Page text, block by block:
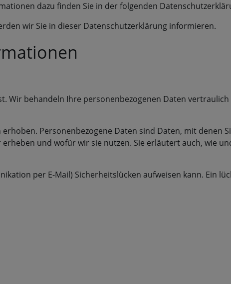
dazu finden Sie in der folgenden
wir Sie in dieser Datenschutzerklärung informieren.
Wir behandeln Ihre personenbezogenen Daten
Personenbezogene Daten sind Daten, mit denen
und wofür wir sie nutzen. Sie erläutert auch, wie
per E-Mail) Sicherheitslücken aufweisen kann. Ein